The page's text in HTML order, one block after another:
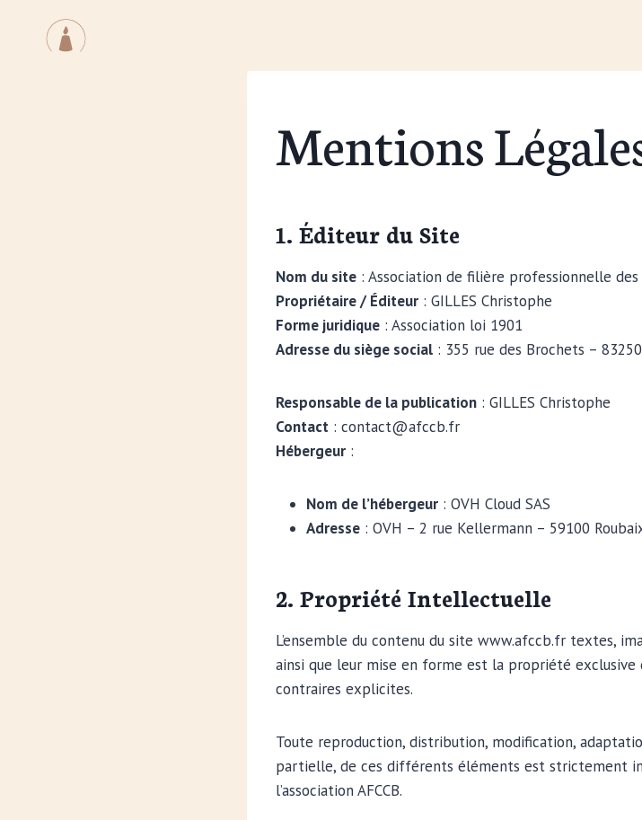
Mentions
1. Éditeur du Site
Nom du site : Association de filière professionnelle
Propriétaire / Éditeur : GILLES Christophe
Forme juridique : Association loi 1901
Adresse du siège social : 355 rue des Brochets –
Responsable de la publication : GILLES Christophe
Contact : contact@afccb.fr
Hébergeur :
Nom de l’hébergeur : OVH Cloud SAS
Adresse : OVH – 2 rue Kellermann – 59100
2. Propriété Intellectuelle
L’ensemble du contenu du site www.afccb.fr textes,
ainsi que leur mise en forme est la propriété exclusive
contraires explicites.
Toute reproduction, distribution, modification,
partielle, de ces différents éléments est strictement
l’association AFCCB.